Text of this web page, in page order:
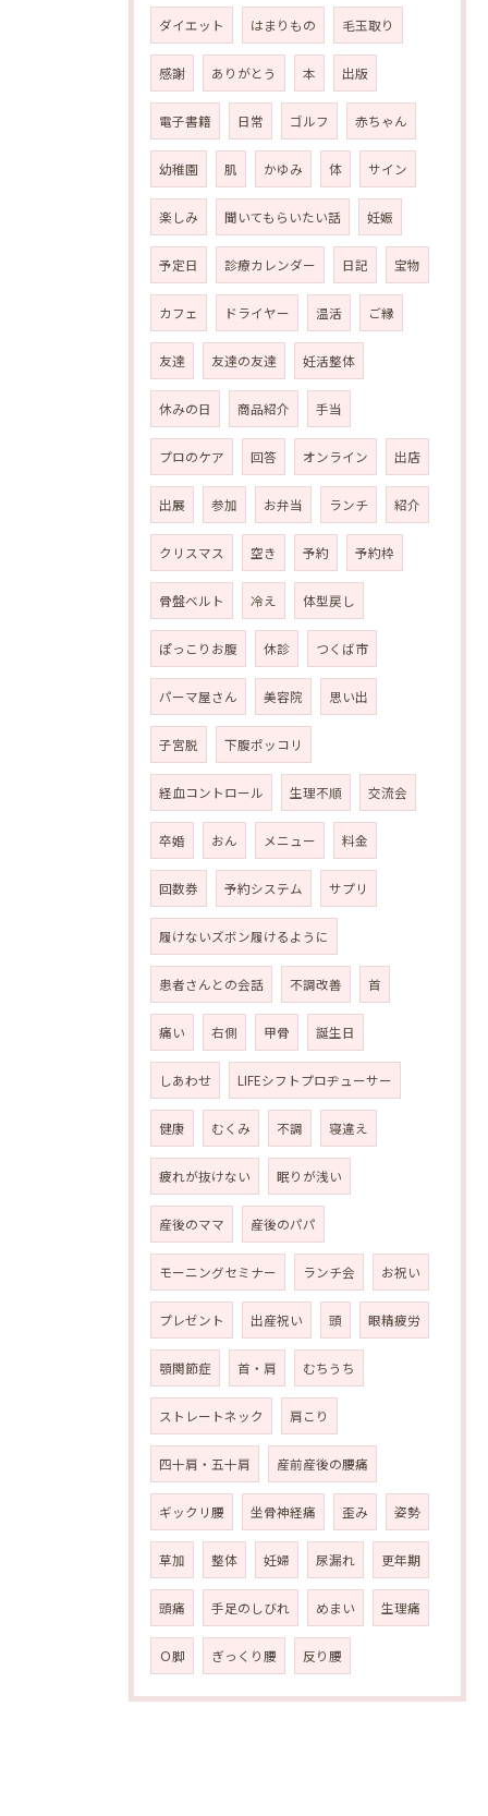
ダイエット はまりもの 毛玉取り
感謝 ありがとう 本 出版
電子書籍 日常 ゴルフ 赤ちゃん
幼稚園 肌 かゆみ 体 サイン
楽しみ 聞いてもらいたい話 妊娠
予定日 診療カレンダー 日記 宝物
カフェ ドライヤー 温活 ご縁
友達 友達の友達 妊活整体
休みの日 商品紹介 手当
プロのケア 回答 オンライン 出店
出展 参加 お弁当 ランチ 紹介
クリスマス 空き 予約 予約枠
骨盤ベルト 冷え 体型戻し
ぽっこりお腹 休診 つくば市
パーマ屋さん 美容院 思い出
子宮脱 下腹ポッコリ
経血コントロール 生理不順 交流会
卒婚 おん メニュー 料金
回数券 予約システム サプリ
履けないズボン履けるように
患者さんとの会話 不調改善 首
痛い 右側 甲骨 誕生日
しあわせ LIFEシフトプロヂューサー
健康 むくみ 不調 寝違え
疲れが抜けない 眠りが浅い
産後のママ 産後のパパ
モーニングセミナー ランチ会 お祝い
プレゼント 出産祝い 頭 眼精疲労
顎関節症 首・肩 むちうち
ストレートネック 肩こり
四十肩・五十肩 産前産後の腰痛
ギックリ腰 坐骨神経痛 歪み 姿勢
草加 整体 妊婦 尿漏れ 更年期
頭痛 手足のしびれ めまい 生理痛
Ｏ脚 ぎっくり腰 反り腰